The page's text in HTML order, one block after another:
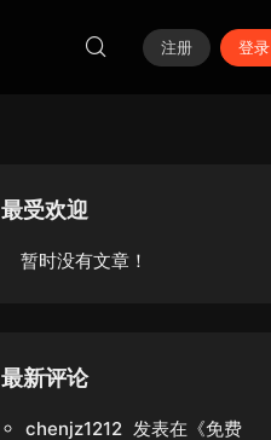
注册 登录
最受欢迎
暂时没有文章！
最新评论
chenjz1212 发表在《免费